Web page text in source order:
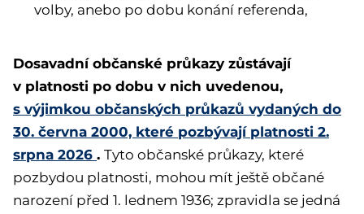
volby, anebo po dobu konání referenda,
Dosavadní občanské průkazy zůstávají
v platnosti po dobu v nich uvedenou,
s výjimkou občanských průkazů vydaných do
30. června 2000, které pozbývají platnosti 2.
srpna 2026 . Tyto občanské průkazy, které
pozbydou platnosti, mohou mít ještě občané
narození před 1. lednem 1936; zpravidla se jedná